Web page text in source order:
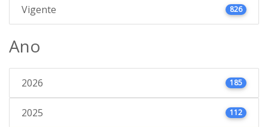
Vigente 826
Ano
2026 185
2025 112